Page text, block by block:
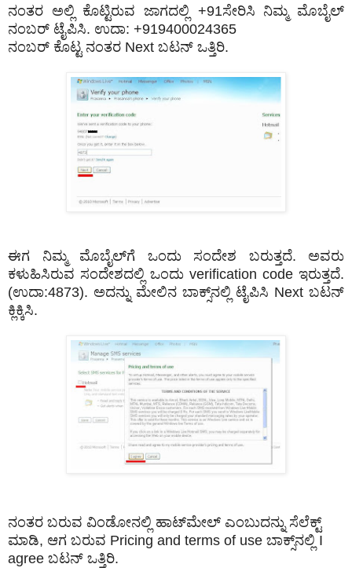
ನಂತರ ಅಲ್ಲಿ ಕೊಟ್ಟಿರುವ ಜಾಗದಲ್ಲಿ +91ಸೇರಿಸಿ ನಿಮ್ಮ ಮೊಬೈಲ್‌
ನಂಬರ್‍ ಟೈಪಿಸಿ. ಉದಾ: +919400024365
ನಂಬರ್‍ ಕೊಟ್ಟ ನಂತರ Next ಬಟನ್ ಒತ್ತಿರಿ.
ಈಗ ನಿಮ್ಮ ಮೊಬೈಲ್‌ಗೆ ಒಂದು ಸಂದೇಶ ಬರುತ್ತದೆ. ಅವರು
ಕಳುಹಿಸಿರುವ ಸಂದೇಶದಲ್ಲಿ ಒಂದು verification code ಇರುತ್ತದೆ.
(ಉದಾ:4873). ಅದನ್ನು ಮೇಲಿನ ಬಾಕ್ಸ್‌ನಲ್ಲಿ ಟೈಪಿಸಿ Next ಬಟನ್
ಕ್ಲಿಕ್ಕಿಸಿ.
ನಂತರ ಬರುವ ವಿಂಡೋನಲ್ಲಿ ಹಾಟ್‌ಮೇಲ್ ಎಂಬುದನ್ನು ಸೆಲೆಕ್ಟ್
ಮಾಡಿ, ಆಗ ಬರುವ Pricing and terms of use ಬಾಕ್ಸ್‌‌ನಲ್ಲಿ I
agree ಬಟನ್ ಒತ್ತಿರಿ.